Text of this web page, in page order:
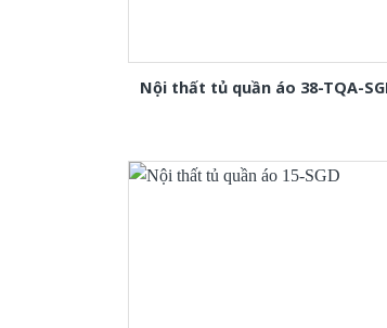
Nội thất tủ quần áo 38-TQA-